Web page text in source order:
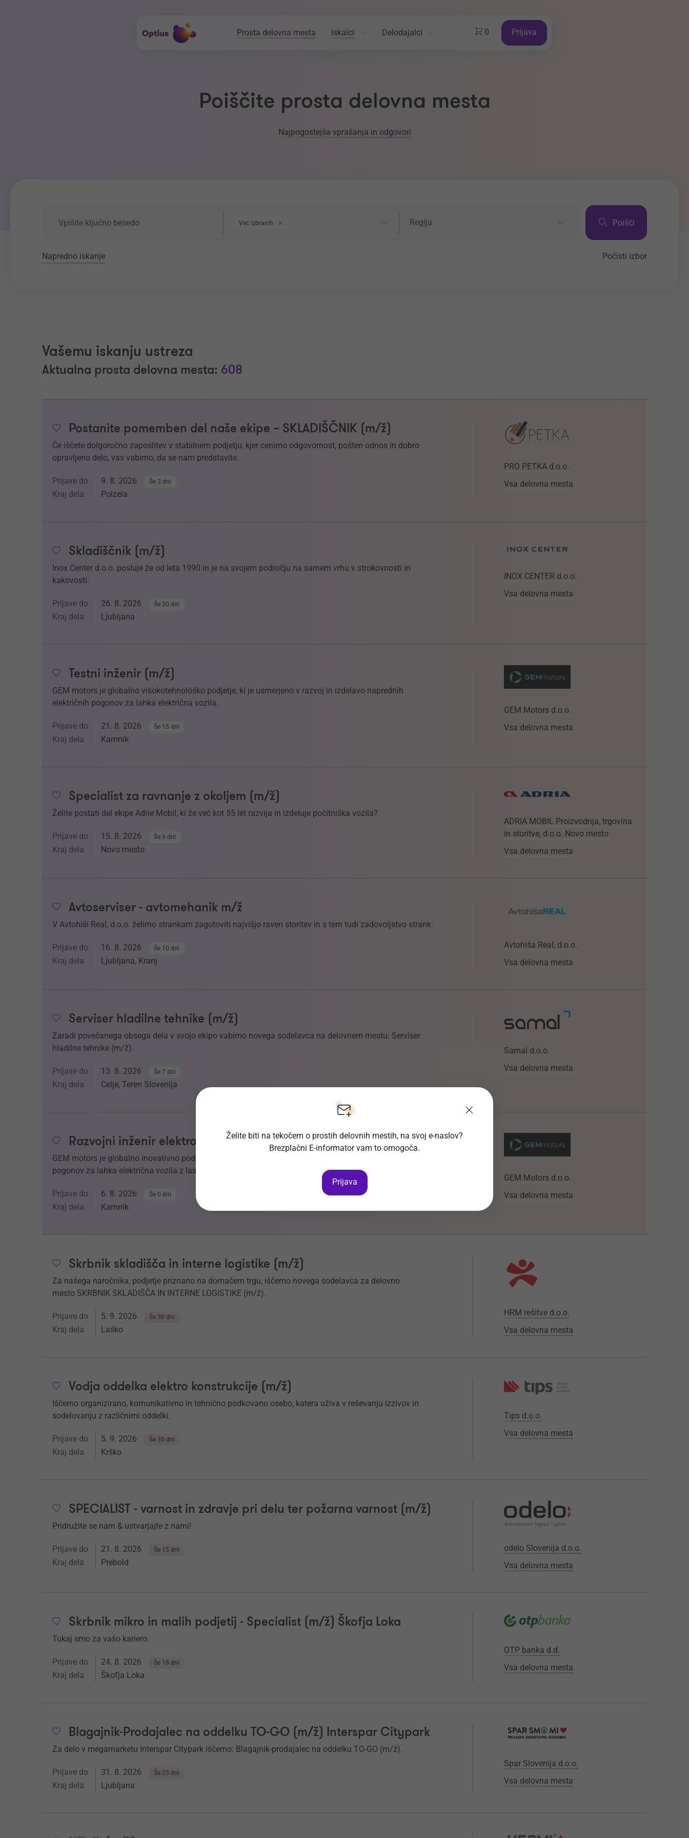
Prosta delovna mesta Iskalci Delodajalci 0 Prijava
Poiščite prosta delovna mesta
Najpogostejša vprašanja in odgovori
Vec izbranih Regija Poišči
Napredno iskanje Počisti izbor
Vašemu iskanju ustreza
Aktualna prosta delovna mesta: 608
Postanite pomemben del naše ekipe – SKLADIŠČNIK (m/ž)
Če iščete dolgoročno zaposlitev v stabilnem podjetju, kjer cenimo odgovornost, pošten odnos in dobro
opravljeno delo, vas vabimo, da se nam predstavite.
Prijave do 9. 8. 2026 Še 3 dni
Kraj dela Polzela
PRO PETKA d.o.o.
Vsa delovna mesta
Skladiščnik (m/ž)
Inox Center d.o.o. posluje že od leta 1990 in je na svojem področju na samem vrhu v strokovnosti in
kakovosti.
Prijave do 26. 8. 2026 Še 20 dni
Kraj dela Ljubljana
INOX CENTER d.o.o.
Vsa delovna mesta
Testni inženir (m/ž)
GEM motors je globalno visokotehnološko podjetje, ki je usmerjeno v razvoj in izdelavo naprednih
električnih pogonov za lahka električna vozila.
Prijave do 21. 8. 2026 Še 15 dni
Kraj dela Kamnik
GEM Motors d.o.o.
Vsa delovna mesta
Specialist za ravnanje z okoljem (m/ž)
Želite postati del ekipe Adrie Mobil, ki že več kot 55 let razvija in izdeluje počitniška vozila?
Prijave do 15. 8. 2026 Še 9 dni
Kraj dela Novo mesto
ADRIA MOBIL Proizvodnja, trgovina
in storitve, d.o.o. Novo mesto
Vsa delovna mesta
Avtoserviser - avtomehanik m/ž
V Avtohiši Real, d.o.o. želimo strankam zagotoviti najvišjo raven storitev in s tem tudi zadovoljstvo strank.
Prijave do 16. 8. 2026 Še 10 dni
Kraj dela Ljubljana, Kranj
Avtohiša Real, d.o.o.
Vsa delovna mesta
Serviser hladilne tehnike (m/ž)
Zaradi povečanega obsega dela v svojo ekipo vabimo novega sodelavca na delovnem mestu: Serviser
hladilne tehnike (m/ž).
Prijave do 13. 8. 2026 Še 7 dni
Kraj dela Celje, Teren Slovenija
Samal d.o.o.
Vsa delovna mesta
Razvojni inženir elektronike (m/ž)
GEM motors je globalno inovativno podjetje, ki je usmerjeno v visokotehnološki razvoj in izdelavo naprednih
pogonov za lahka električna vozila z lastno patentirano tehnologijo.
Prijave do 6. 8. 2026 Še 0 dni
Kraj dela Kamnik
GEM Motors d.o.o.
Vsa delovna mesta
Skrbnik skladišča in interne logistike (m/ž)
Za našega naročnika, podjetje priznano na domačem trgu, iščemo novega sodelavca za delovno
mesto SKRBNIK SKLADIŠČA IN INTERNE LOGISTIKE (m/ž).
Prijave do 5. 9. 2026 Še 30 dni
Kraj dela Laško
HRM rešitve d.o.o.
Vsa delovna mesta
Vodja oddelka elektro konstrukcije (m/ž)
Iščemo organizirano, komunikativno in tehnično podkovano osebo, katera uživa v reševanju izzivov in
sodelovanju z različnimi oddelki.
Prijave do 5. 9. 2026 Še 30 dni
Kraj dela Krško
Tips d.o.o.
Vsa delovna mesta
SPECIALIST - varnost in zdravje pri delu ter požarna varnost (m/ž)
Pridružite se nam & ustvarjajte z nami!
Prijave do 21. 8. 2026 Še 15 dni
Kraj dela Prebold
odelo Slovenija d.o.o.
Vsa delovna mesta
Skrbnik mikro in malih podjetij - Specialist (m/ž) Škofja Loka
Tukaj smo za vašo kariero.
Prijave do 24. 8. 2026 Še 18 dni
Kraj dela Škofja Loka
OTP banka d.d.
Vsa delovna mesta
Blagajnik-Prodajalec na oddelku TO-GO (m/ž) Interspar Citypark
Za delo v megamarketu Interspar Citypark iščemo: Blagajnik-prodajalec na oddelku TO-GO (m/ž).
Prijave do 31. 8. 2026 Še 25 dni
Kraj dela Ljubljana
Spar Slovenija d.o.o.
Vsa delovna mesta
Želite biti na tekočem o prostih delovnih mestih, na svoj e-naslov?
Brezplačni E-informator vam to omogoča.
Prijava